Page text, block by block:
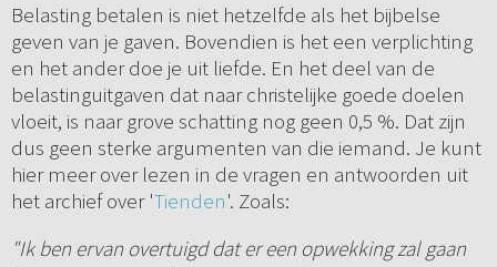
Belasting betalen is niet hetzelfde als het bijbelse
geven van je gaven. Bovendien is het een verplichting
en het ander doe je uit liefde. En het deel van de
belastinguitgaven dat naar christelijke goede doelen
vloeit, is naar grove schatting nog geen 0,5 %. Dat zijn
dus geen sterke argumenten van die iemand. Je kunt
hier meer over lezen in de vragen en antwoorden uit
het archief over 'Tienden'. Zoals:
"Ik ben ervan overtuigd dat er een opwekking zal gaan